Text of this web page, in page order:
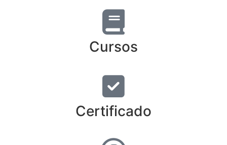
Cursos
Certificado